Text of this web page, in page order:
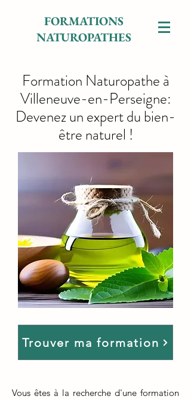
FORMATIONS
NATUROPATHES
Formation Naturopathe à
Villeneuve-en-Perseigne:
Devenez un expert du bien-
être naturel !
Trouver ma formation
Vous êtes à la recherche d'une formation